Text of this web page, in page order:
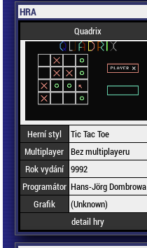
HRA
Quadrix
Herní styl
Tic Tac Toe
Multiplayer Bez multiplayeru
Rok vydání 9992
Programátor Hans-Jörg Dombrowa
Grafik
(Unknown)
detail hry